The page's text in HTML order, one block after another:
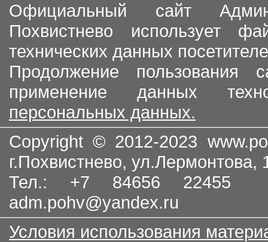
Официальный сайт
Похвистнево использует
технических данных
Продолжение пользования
применение данных
персональных данных.
Copyright © 2012-2023
г.Похвистнево, ул.Лермонтова,
Тел.: +7 84656
adm.pohv@yandex.ru
Условия использования